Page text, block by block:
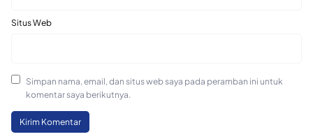
Situs Web
Simpan nama, email, dan situs web saya pada peramban ini untuk
komentar saya berikutnya.